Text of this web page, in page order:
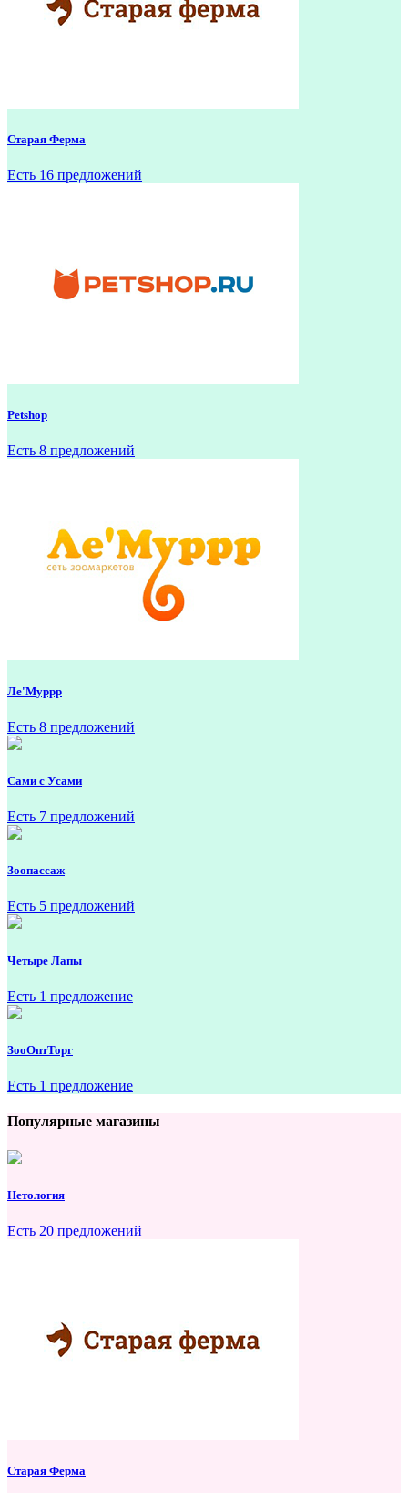
Старая Ферма
Есть 16 предложений
Petshop
Есть 8 предложений
Ле'Муррр
Есть 8 предложений
Сами с Усами
Есть 7 предложений
Зоопассаж
Есть 5 предложений
Четыре Лапы
Есть 1 предложение
ЗооОптТорг
Есть 1 предложение
Популярные магазины
Нетология
Есть 20 предложений
Старая Ферма